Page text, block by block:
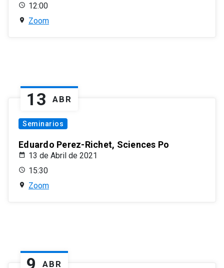
12:00
Zoom
13 ABR
Seminarios
Eduardo Perez-Richet, Sciences Po
13 de Abril de 2021
15:30
Zoom
ABR